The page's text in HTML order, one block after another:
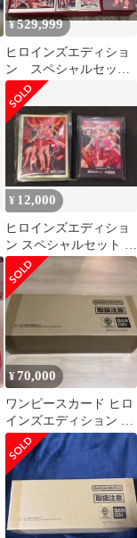
¥529,999
ヒロインズエディショ
ン スペシャルセット
金ドン
¥ 12,000
ヒロインズエディショ
ン スペシャルセット ド
ンカード 10枚 スリ
ーブ
¥70,000
ワンピースカード ヒロ
インズエディション ス
ペシャルセット 未開封
輸送箱